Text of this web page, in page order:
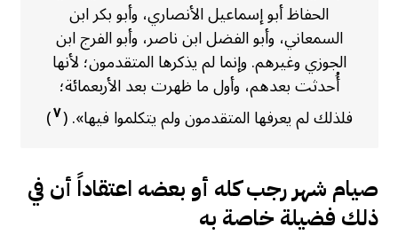
الحفاظ أبو إسماعيل الأنصاري، وأبو بكر ابن
السمعاني، وأبو الفضل ابن ناصر، وأبو الفرج ابن
الجوزي وغيرهم. وإنما لم يذكرها المتقدمون؛ لأنها
أُحدثت بعدهم، وأول ما ظهرت بعد الأربعمائة؛
فلذلك لم يعرفها المتقدمون ولم يتكلموا فيها». (٧)
صيام شهر رجب كله أو بعضه اعتقاداً أن في
ذلك فضيلة خاصة به